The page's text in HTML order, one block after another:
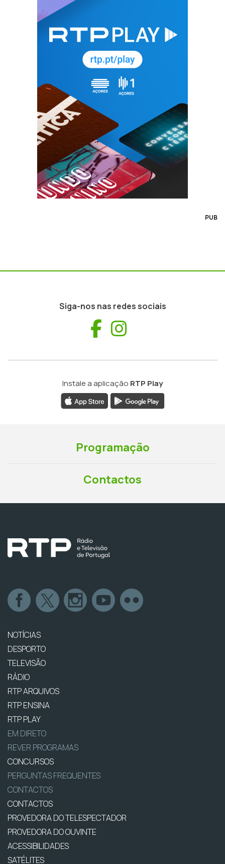
PUB
Siga-nos nas redes sociais
Facebook
Instale a aplicação RTP Play
Programação
Contactos
NOTÍCIAS
DESPORTO
TELEVISÃO
RÁDIO
RTP ARQUIVOS
RTP ENSINA
RTP PLAY
EM DIRETO
REVER PROGRAMAS
CONCURSOS
PERGUNTAS FREQUENTES
CONTACTOS
CONTACTOS
PROVEDORA DO TELESPECTADOR
PROVEDORA DO OUVINTE
ACESSIBILIDADES
SATÉLITES